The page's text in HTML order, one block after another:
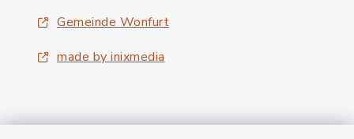
Gemeinde Wonfurt
made by inixmedia